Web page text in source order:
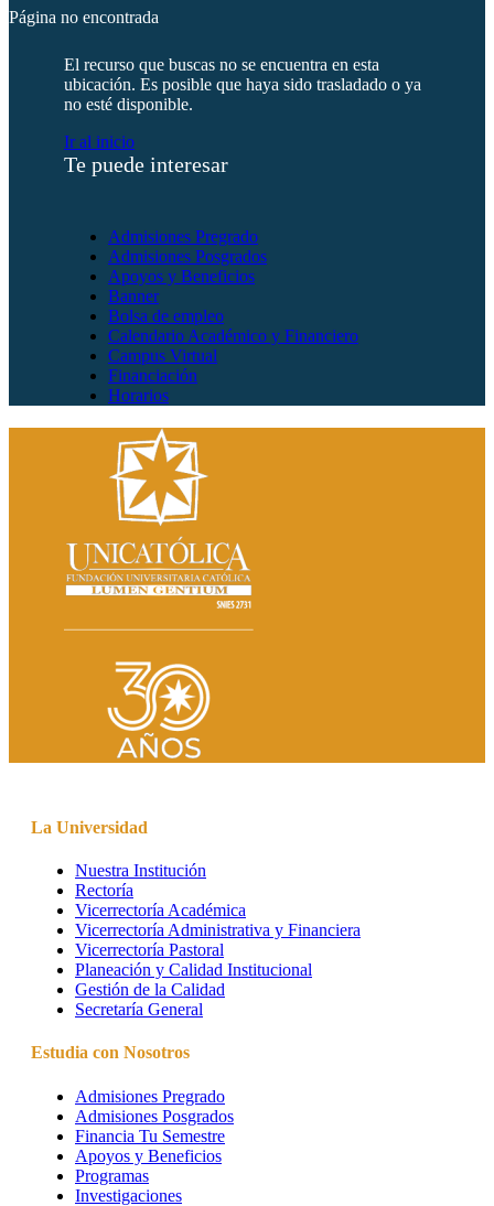
Página no encontrada
El recurso que buscas no se encuentra en esta
ubicación. Es posible que haya sido trasladado o ya
no esté disponible.
Ir al inicio
Te puede interesar
Admisiones Pregrado
Admisiones Posgrados
Apoyos y Beneficios
Banner
Bolsa de empleo
Calendario Académico y Financiero
Campus Virtual
Financiación
Horarios
La Universidad
Nuestra Institución
Rectoría
Vicerrectoría Académica
Vicerrectoría Administrativa y Financiera
Vicerrectoría Pastoral
Planeación y Calidad Institucional
Gestión de la Calidad
Secretaría General
Estudia con Nosotros
Admisiones Pregrado
Admisiones Posgrados
Financia Tu Semestre
Apoyos y Beneficios
Programas
Investigaciones